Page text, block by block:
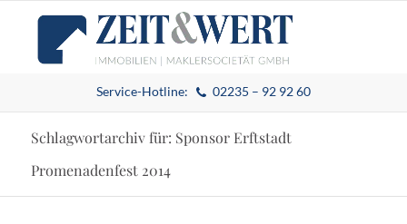
Service-Hotline: 02235 – 92 92 60
Schlagwortarchiv für: Sponsor Erftstadt
Promenadenfest 2014